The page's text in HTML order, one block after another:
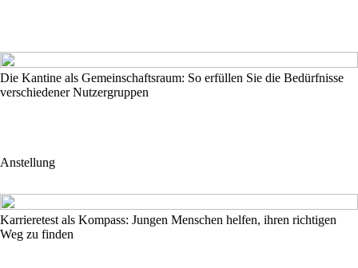
Die Kantine als Gemeinschaftsraum: So erfüllen Sie die Bedürfnisse
verschiedener Nutzergruppen
Anstellung
Karrieretest als Kompass: Jungen Menschen helfen, ihren richtigen
Weg zu finden